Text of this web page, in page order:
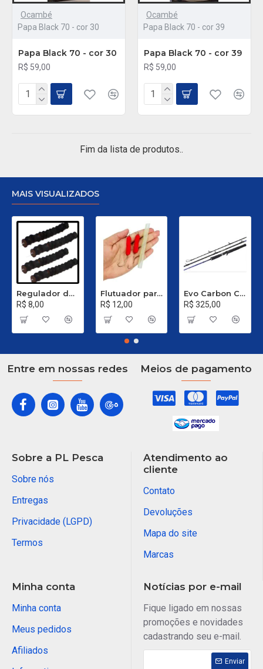
Ocambé
Papa Black 70 - cor 30
Papa Black 70 - cor 30
R$ 59,00
Ocambé
Papa Black 70 - cor 39
Papa Black 70 - cor 39
R$ 59,00
Fim da lista de produtos..
MAIS VISUALIZADOS
Regulador de Chumbada STOP Nº 1
R$ 8,00
Flutuador para Salsicha Nº 9
R$ 12,00
Evo Carbon C 661 XH - 40 a 80 Libras
R$ 325,00
Entre em nossas redes Meios de pagamento
Sobre a PL Pesca
Sobre nós
Entregas
Privacidade (LGPD)
Termos
Atendimento ao
cliente
Contato
Devoluções
Mapa do site
Marcas
Minha conta
Minha conta
Meus pedidos
Afiliados
Notícias por e-mail
Fique ligado em nossas
promoções e novidades
cadastrando seu e-mail.
Enviar